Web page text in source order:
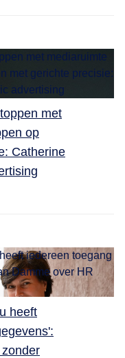
met
op
Catherine
heeft